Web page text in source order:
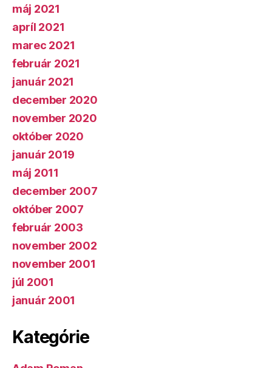
máj 2021
apríl 2021
marec 2021
február 2021
január 2021
december 2020
november 2020
október 2020
január 2019
máj 2011
december 2007
október 2007
február 2003
november 2002
november 2001
júl 2001
január 2001
Kategórie